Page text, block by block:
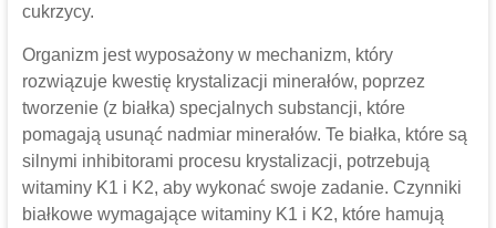
cukrzycy.
Organizm jest wyposażony w mechanizm, który
rozwiązuje kwestię krystalizacji minerałów, poprzez
tworzenie (z białka) specjalnych substancji, które
pomagają usunąć nadmiar minerałów. Te białka, które są
silnymi inhibitorami procesu krystalizacji, potrzebują
witaminy K1 i K2, aby wykonać swoje zadanie. Czynniki
białkowe wymagające witaminy K1 i K2, które hamują